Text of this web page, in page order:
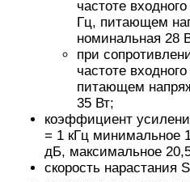
частоте
Гц, питающем
номинальная 28
при
частоте
питающем
35 Вт;
коэффициент
= 1 кГц минимальное
дБ, максимальное
скорость нарастания S